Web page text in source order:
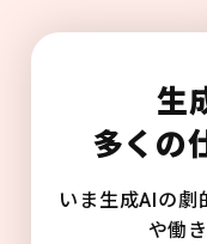
生
多くの
いま生成AIの劇
や働